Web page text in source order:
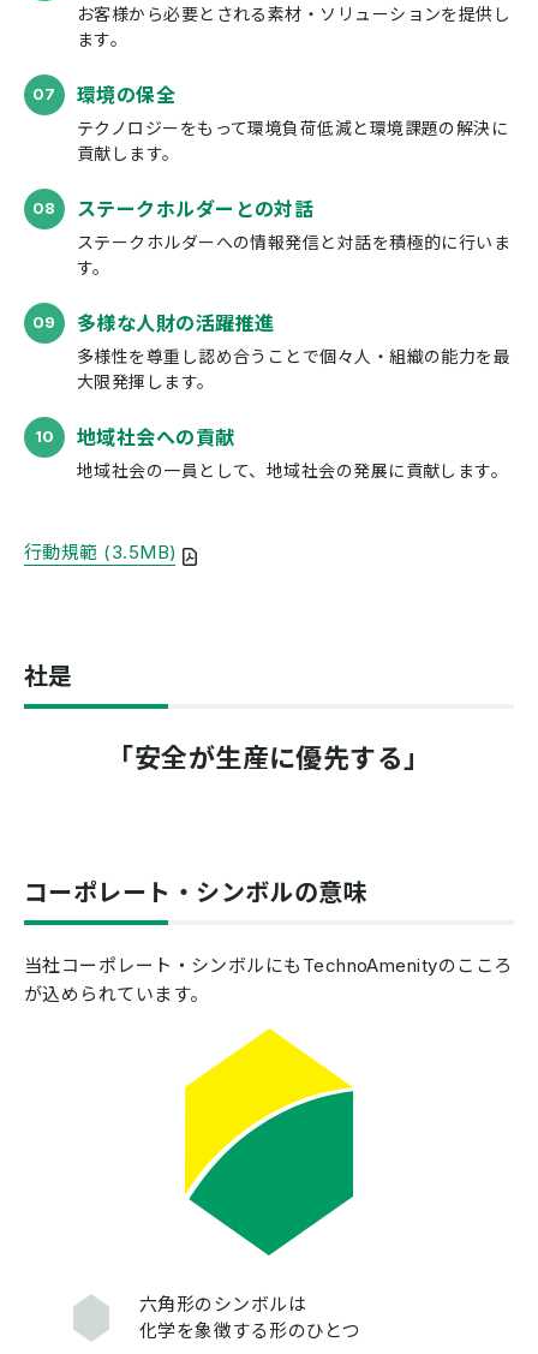
お客様から必要とされる素材・ソリューションを提供し
ます。
環境の保全
テクノロジーをもって環境負荷低減と環境課題の解決に
貢献します。
ステークホルダーとの対話
ステークホルダーへの情報発信と対話を積極的に行いま
す。
多様な⼈財の活躍推進
多様性を尊重し認め合うことで個々人・組織の能力を最
大限発揮します。
地域社会への貢献
地域社会の一員として、 地域社会の発展に貢献します。
行動規範 (3.5MB)
社是
「安全が生産に優先する」
コーポレート・シンボルの意味
当社コーポレート・シンボルにもTechnoAmenityのこころ
が込められています。
六角形のシンボルは
化学を象徴する形のひとつ